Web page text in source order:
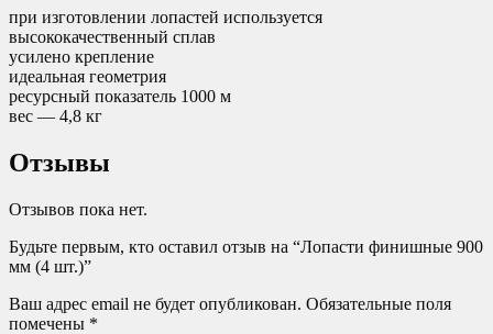
при изготовлении лопастей используется
высококачественный сплав
усилено крепление
идеальная геометрия
ресурсный показатель 1000 м
вес — 4,8 кг
Отзывы
Отзывов пока нет.
Будьте первым, кто оставил отзыв на “Лопасти финишные 900
мм (4 шт.)”
Ваш адрес email не будет опубликован. Обязательные поля
помечены *